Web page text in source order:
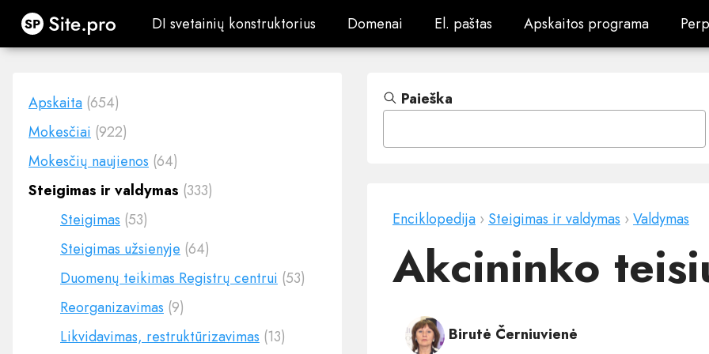
Site.pro DI svetainių konstruktorius
DI svetainių konstruktorius Domenai
Domenai El. paštas
El. paštas Apskaitos programa
Apskaitos programa
Apskaita (654)
Mokesčiai (922)
Mokesčių naujienos (64)
Steigimas ir valdymas (333)
Steigimas (53)
Steigimas užsienyje (64)
Duomenų teikimas Registrų centrui (53)
Reorganizavimas (9)
Likvidavimas, restruktūrizavimas (13)
Paieška
Enciklopedija › Steigimas ir valdymas ›Valdymas
Akcininko
Birutė Černiuvienė